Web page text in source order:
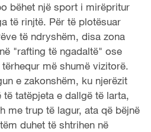
bëhet një sport i mirëpritur
të rinjtë. Për të plotësuar
të ndryshëm, disa zona
"rafting të ngadaltë" ose
më shumë vizitorë.
e zakonshëm, ku njerëzit
tatëpjeta e dallgë të larta,
me trup të lagur, ata që bëjnë
duhet të shtrihen në